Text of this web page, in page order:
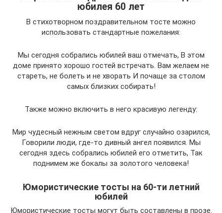
юбилея 60 лет
В стихотворном поздравительном тосте можно
использовать стандартные пожелания:
Мы сегодня собрались юбилей ваш отмечать, В этом
доме принято хорошо гостей встречать. Вам желаем не
стареть, не болеть и не хворать И почаще за столом
самых близких собирать!
Также можно включить в него красивую легенду:
Мир чудесный нежным светом вдруг случайно озарился,
Говорили люди, где-то дивный ангел появился. Мы
сегодня здесь собрались юбилей его отметить, Так
поднимем же бокалы за золотого человека!
Юмористические тосты на 60-ти летний
юбилей
Юмористические тосты могут быть составлены в прозе.